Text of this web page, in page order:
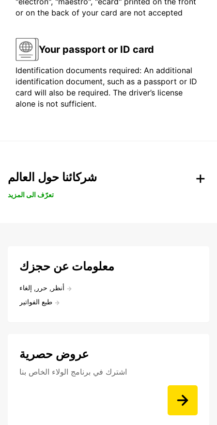
or on the back of your card are not accepted
Your passport or ID card
Identification documents required: An additional
identification document, such as a passport or ID
card will also be required. The driver’s license
alone is not sufficient.
شركائنا حول العالم
تعرّف الى المزيد
معلومات عن حجزك
أنظر, حرر, إلغاء
طبع الفواتير
عروض حصرية
اشترك في برنامج الولاء الخاص بنا